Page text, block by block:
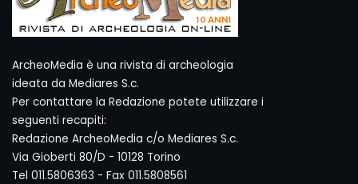
ArcheoMedia è una rivista di archeologia
ideata da Mediares S.c.
Per contattare la Redazione potete utilizzare i
seguenti recapiti:
Redazione ArcheoMedia c/o Mediares S.c.
Via Gioberti 80/D - 10128 Torino
Tel 011.5806363 - Fax 011.5808561